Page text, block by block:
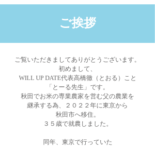
​ご挨拶
ご覧いただきましてありがとうございます。
初めまして、
WILL UP DATE代表高橋徹（とおる）こと
「とーる先生」です。
秋田でお米の専業農家を営む父の農業を
継承する為、
２０２２年に東京から
秋田市へ移住。
３５歳で就農しました。
同年、 東京で行っていた